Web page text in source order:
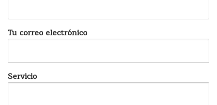
Tu correo electrónico
Servicio